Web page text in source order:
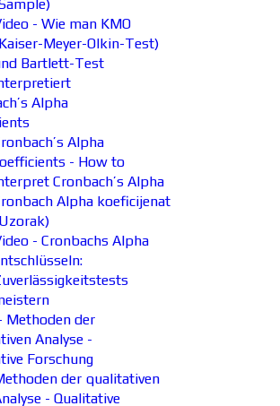
- Wie man KMO
Meyer-Olkin-Test)
Bartlett-Test
Alpha
Alpha
- How to
Cronbach’s Alpha
Alpha koeficijenat
- Cronbachs Alpha
Methoden der
Analyse -
Forschung
der qualitativen
- Qualitative